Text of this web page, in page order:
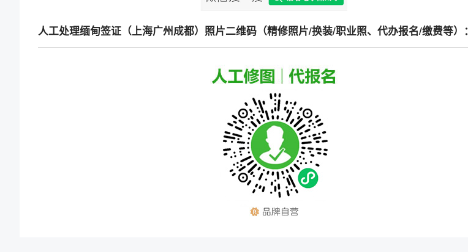
人工处理缅甸签证（上海广州成都）照片二维码（精修照片/换装/职业照、代办报名/缴费等）：